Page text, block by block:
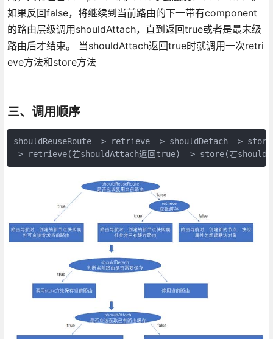
如果反回false，将继续到当前路由的下一带有component
的路由层级调用shouldAttach，直到返回true或者是最末级
路由后才结束。 当shouldAttach返回true时就调用一次retri
eve方法和store方法
三、调用顺序
shouldReuseRoute -> retrieve -> shouldDetach ->
-> retrieve(若shouldAttach返回true) -> store(若